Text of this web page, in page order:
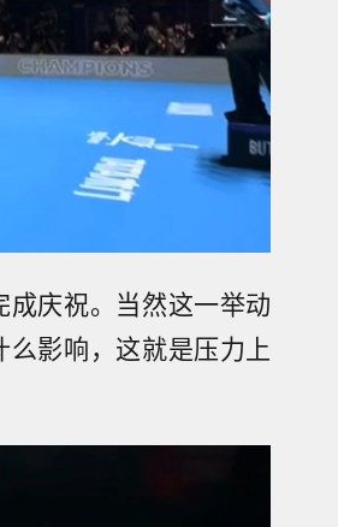
庆祝。当然这一举动
影响，这就是压力上